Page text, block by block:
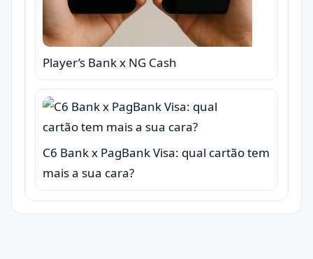
Player’s Bank x NG Cash
C6 Bank x PagBank Visa: qual cartão tem
mais a sua cara?